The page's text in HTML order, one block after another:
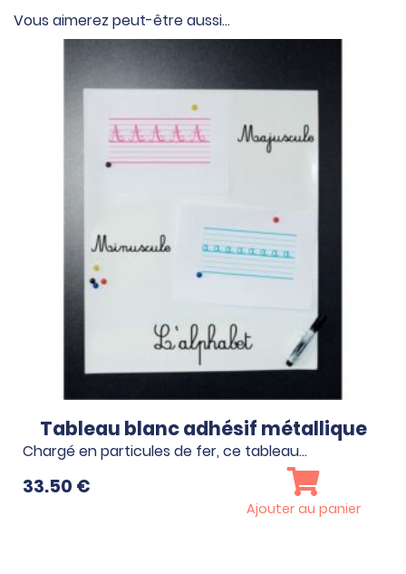
Vous aimerez peut-être aussi…
Tableau blanc adhésif métallique
Chargé en particules de fer, ce tableau…
33.50 €
Ajouter au panier